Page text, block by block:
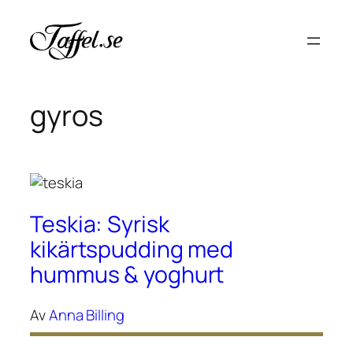
innehåll
gyros
Teskia: Syrisk
kikärtspudding med
hummus & yoghurt
AvAnna Billing